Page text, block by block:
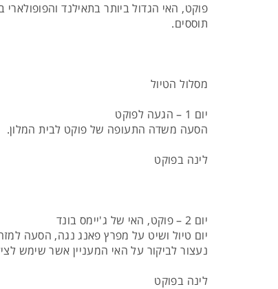
פוקט, האי הגדול ביותר בתאילנד והפופולארי
תוססים.
מסלול הטיול
יום 1 – הגעה לפוקט
הסעה משדה התעופה של פוקט לבית המלון.
לינה בפוקט
יום 2 – פוקט, האי של ג'יימס בונד
יום טיול ושיט על מפרץ פאנג נגה, הסעה
נעצור לביקור על האי המעניין אשר שימש
לינה בפוקט